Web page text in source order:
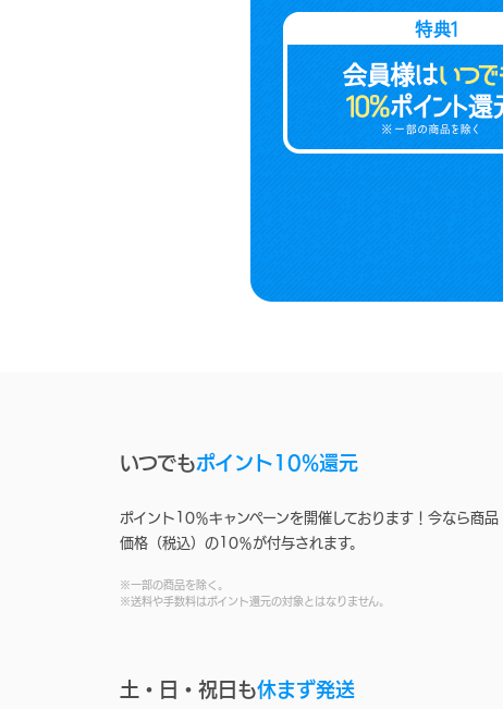
いつでもポイント10%還元
ポイント10％キャンペーンを開催しております！今なら商品
価格（税込）の10％が付与されます。
※一部の商品を除く。
※送料や手数料はポイント還元の対象とはなりません。
土・日・祝日も休まず発送